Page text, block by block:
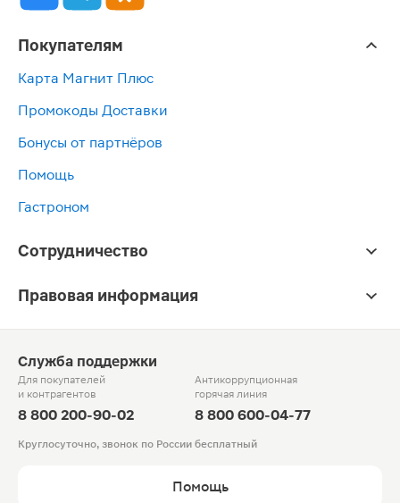
Покупателям
Карта Магнит Плюс
Промокоды Доставки
Бонусы от партнёров
Помощь
Гастроном
Сотрудничество
Правовая информация
Служба поддержки
Для покупателей
и контрагентов
8 800 200-90-02
Антикоррупционная
горячая линия
8 800 600-04-77
Круглосуточно, звонок по России бесплатный
Помощь